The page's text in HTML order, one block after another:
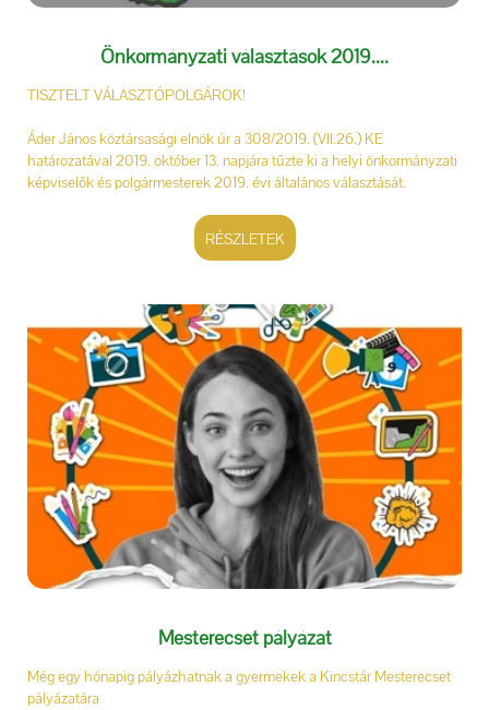
Önkormányzati választások 2019....
TISZTELT VÁLASZTÓPOLGÁROK!
Áder János köztársasági elnök úr a 308/2019. (VII.26.) KE
határozatával 2019. október 13. napjára tűzte ki a helyi önkormányzati
képviselők és polgármesterek 2019. évi általános választását.
RÉSZLETEK
Mesterecset pályázat
Még egy hónapig pályázhatnak a gyermekek a Kincstár Mesterecset
pályázatára